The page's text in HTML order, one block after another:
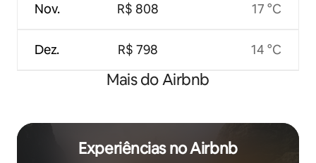
Nov.
Dez.
R$ 808
R$ 798
17 °C
14 °C
Mais do Airbnb
Experiências no Airbnb